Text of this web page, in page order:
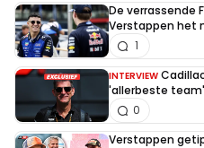
De verrassende
Verstappen het
1
INTERVIEW
'allerbeste team'
0
Verstappen